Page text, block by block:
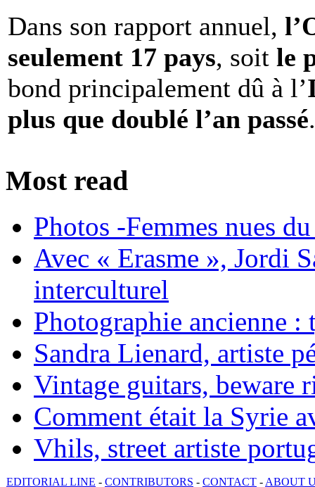
Dans son rapport annuel,
seulement 17 pays, soit le
bond principalement dû à l’
plus que doublé l’an passé.
Most read
Photos -Femmes nues
Avec « Erasme », Jordi
interculturel
Photographie ancienne :
Sandra Lienard, artiste
Vintage guitars, beware
Comment était la Syrie
Vhils, street artiste
EDITORIAL LINE - CONTRIBUTORS - CONTACT - ABOUT